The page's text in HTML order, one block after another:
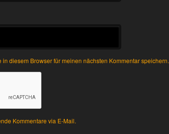
diesem Browser für meinen nächsten Kommentar speichern.
Kommentare via E-Mail.